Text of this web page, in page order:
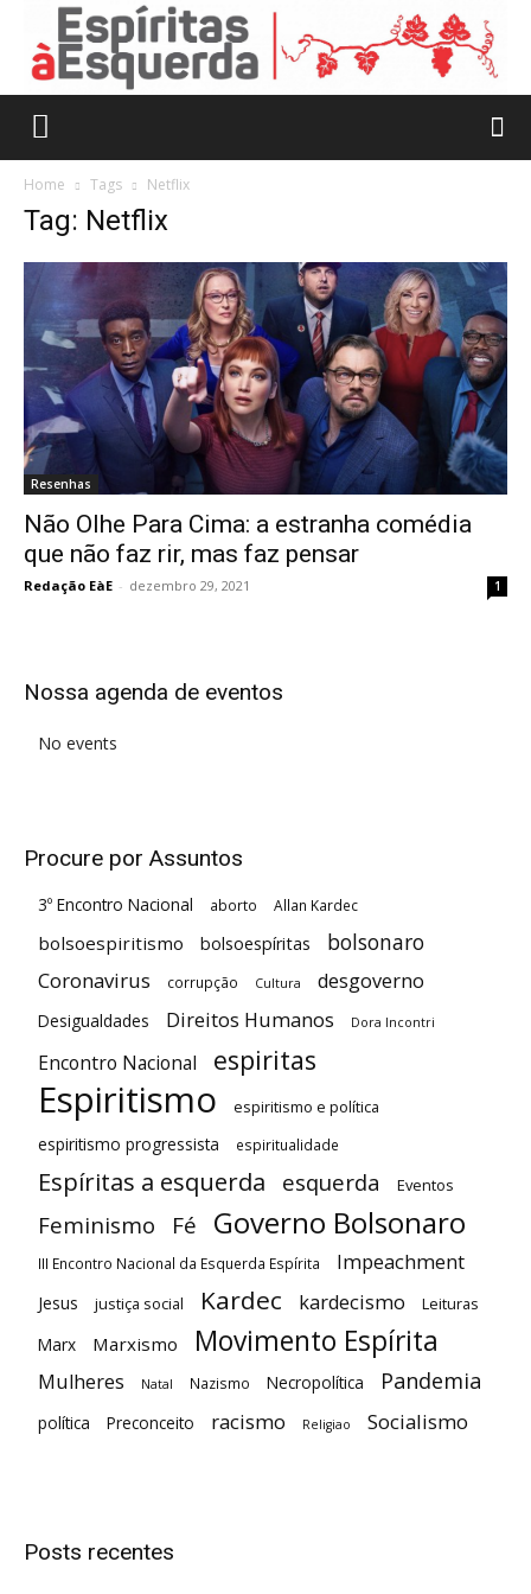
Home Tags Netflix
Tag: Netflix
Resenhas
Não Olhe Para Cima: a estranha comédia
que não faz rir, mas faz pensar
Redação EàE - dezembro 29, 2021 1
Nossa agenda de eventos
No events
Procure por Assuntos
3º Encontro Nacional aborto Allan Kardec
bolsoespiritismo bolsoespíritas bolsonaro
Coronavirus corrupção Cultura desgoverno
Desigualdades Direitos Humanos Dora Incontri
Encontro Nacional espiritas
Espiritismo espiritismo e política
espiritismo progressista espiritualidade
Espíritas a esquerda esquerda Eventos
Feminismo Fé Governo Bolsonaro
III Encontro Nacional da Esquerda Espírita Impeachment
Jesus justiça social Kardec kardecismo Leituras
Marx Marxismo Movimento Espírita
Mulheres Natal Nazismo Necropolítica Pandemia
política Preconceito racismo Religiao Socialismo
Posts recentes